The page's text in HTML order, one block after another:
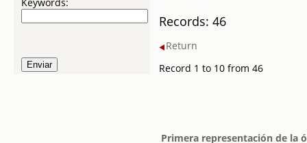
Records: 46
Return
Record 1 to 10 from 46
Primera representación de la